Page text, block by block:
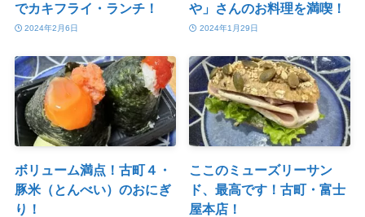
でカキフライ・ランチ！
2024年2月6日
や」さんのお料理を満喫！
2024年1月29日
ボリューム満点！古町４・
豚米（とんべい）のおにぎ
り！
ここのミューズリーサン
ド、最高です！古町・富士
屋本店！